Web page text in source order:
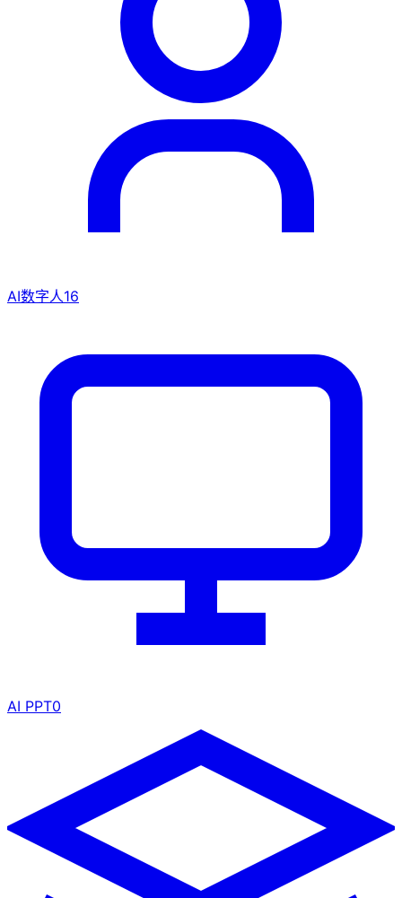
AI数字人16
AI PPT0